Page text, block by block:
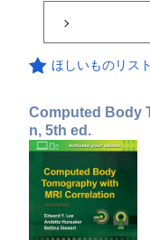
ほしいものリス
Computed Body
n, 5th ed.